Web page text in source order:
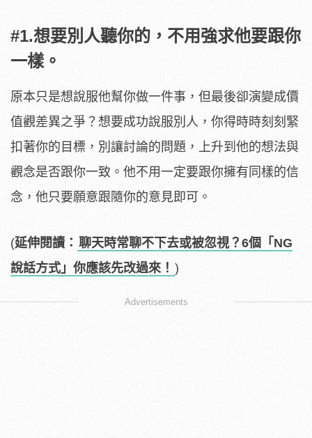
#1.想要別人聽你的，不用強求他要跟你
一樣。
原本只是想說服他幫你做一件事，但最後卻演變成價
值觀差異之爭？想要成功說服別人，你得時時刻刻緊
扣著你的目標，別讓討論的問題，上升到他的想法與
觀念是否跟你一致。他不用一定要跟你擁有同樣的信
念，他只要願意跟隨你的意見即可。
(延伸閱讀： 聊天時常聊不下去或被忽視？6個「NG
說話方式」你應該先改過來！ )
Advertisements